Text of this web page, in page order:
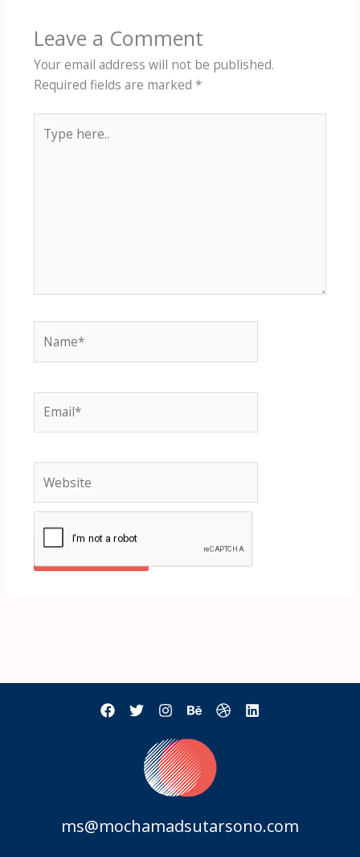
Leave a Comment
Your email address will not be published.
Required fields are marked *
here..
ms@mochamadsutarsono.com